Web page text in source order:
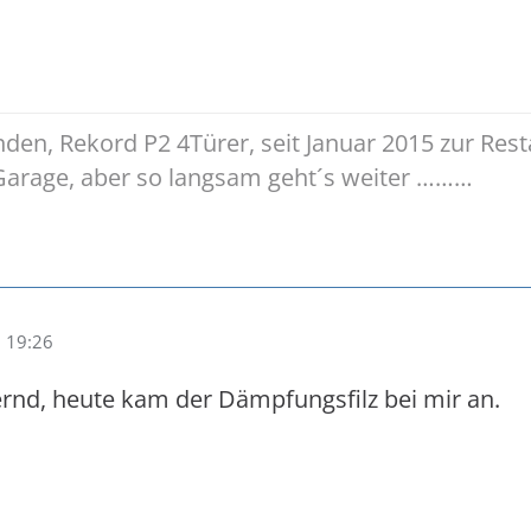
Rekord P2 4Türer, seit Januar 2015 zur
aber so langsam geht´s weiter ………
19:26
heute kam der Dämpfungsfilz bei mir an.